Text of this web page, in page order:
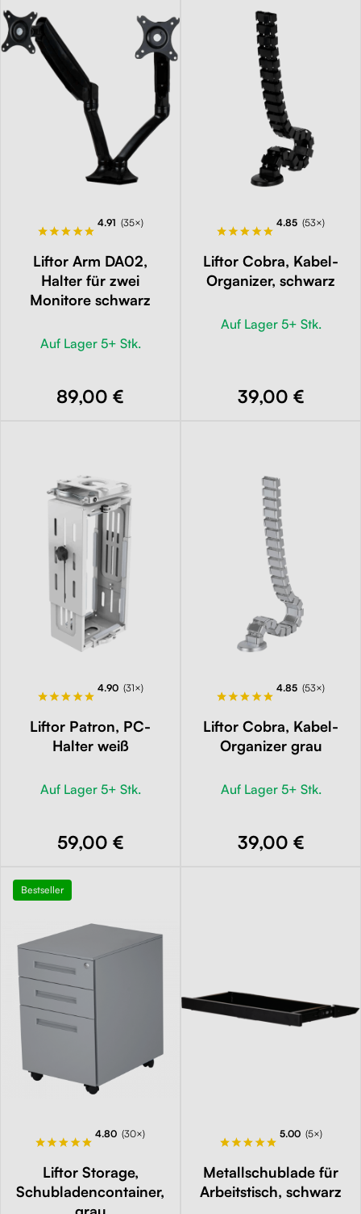
4.91 (35×)
Liftor Arm DA02,
Halter für zwei
Monitore schwarz
Auf Lager 5+ Stk.
89,00 €
4.85 (53×)
Liftor Cobra, Kabel-
Organizer, schwarz
Auf Lager 5+ Stk.
39,00 €
4.90 (31×)
Liftor Patron, PC-
Halter weiß
Auf Lager 5+ Stk.
59,00 €
4.85 (53×)
Liftor Cobra, Kabel-
Organizer grau
Auf Lager 5+ Stk.
39,00 €
Bestseller
4.80 (30×)
Liftor Storage,
Schubladencontainer,
5.00 (5×)
Metallschublade für
Arbeitstisch, schwarz